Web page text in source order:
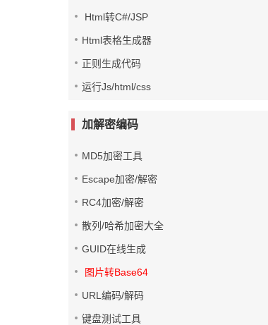
Html转C#/JSP
Html表格生成器
正则生成代码
运行Js/html/css
加解密编码
MD5加密工具
Escape加密/解密
RC4加密/解密
散列/哈希加密大全
GUID在线生成
图片转Base64
URL编码/解码
键盘测试工具